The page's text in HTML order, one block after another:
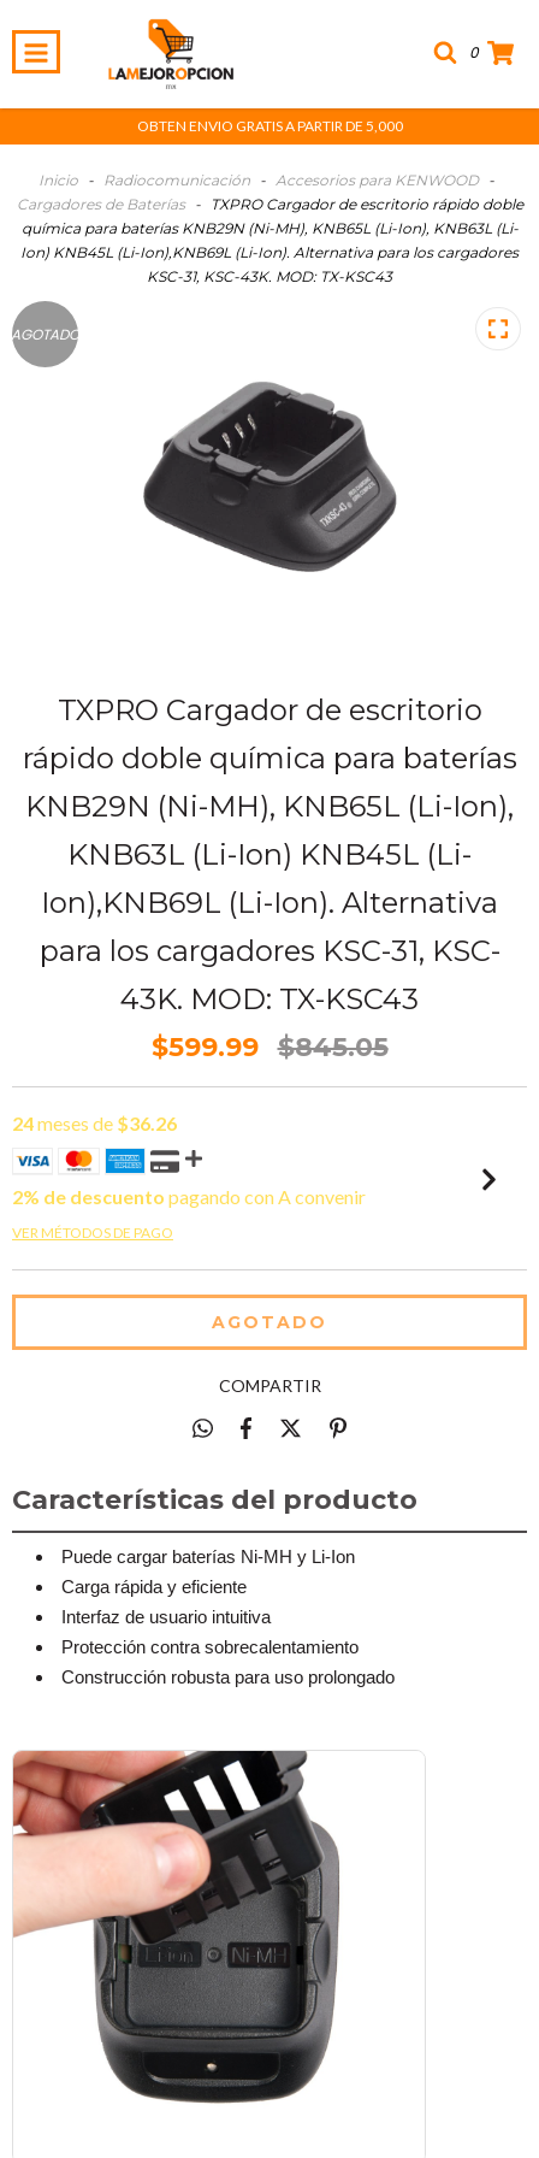
0
OBTEN ENVIO GRATIS A PARTIR DE 5,000
Inicio - Radiocomunicación - Accesorios para KENWOOD -
Cargadores de Baterías
-
TXPRO Cargador de escritorio rápido doble
química para baterías KNB29N (Ni-MH), KNB65L (Li-Ion), KNB63L (Li-
Ion) KNB45L (Li-Ion),KNB69L (Li-Ion). Alternativa para los cargadores
KSC-31, KSC-43K. MOD: TX-KSC43
AGOTADO
TXPRO Cargador de escritorio
rápido doble química para baterías
KNB29N (Ni-MH), KNB65L (Li-Ion),
KNB63L (Li-Ion) KNB45L (Li-
Ion),KNB69L (Li-Ion). Alternativa
para los cargadores KSC-31, KSC-
43K. MOD: TX-KSC43
$599.99 $845.05
24meses de $36.26
2% de descuento pagando con A convenir
VER MÉTODOS DE PAGO
COMPARTIR
Características del producto
Puede cargar baterías Ni-MH y Li-Ion
Carga rápida y eficiente
Interfaz de usuario intuitiva
Protección contra sobrecalentamiento
Construcción robusta para uso prolongado